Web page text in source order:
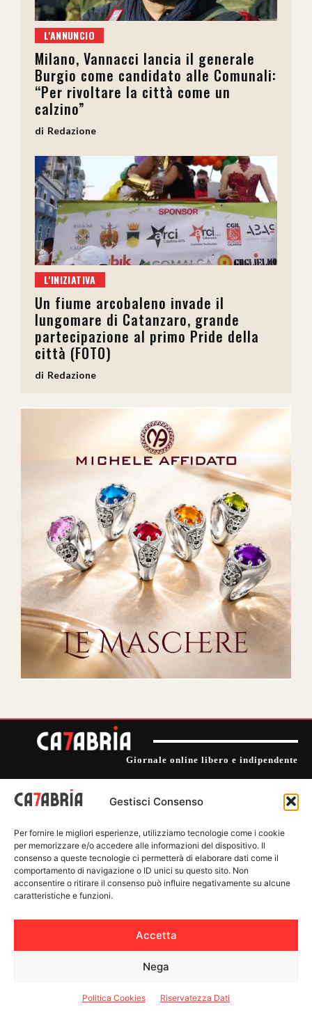
Gestisci Consenso
Per fornire le migliori esperienze, utilizziamo tecnologie come i cookie
per memorizzare e/o accedere alle informazioni del dispositivo. Il
consenso a queste tecnologie ci permetterà di elaborare dati come il
comportamento di navigazione o ID unici su questo sito. Non
acconsentire o ritirare il consenso può influire negativamente su alcune
caratteristiche e funzioni.
Accetta
Nega
Politica Cookies Riservatezza Dati
L'ANNUNCIO
Milano, Vannacci lancia il generale
Burgio come candidato alle Comunali:
“Per rivoltare la città come un
calzino”
Redazione
L'INIZIATIVA
Un fiume arcobaleno invade il
lungomare di Catanzaro, grande
partecipazione al primo Pride della
città (FOTO)
Redazione
Giornale online libero e indipendente
Testata giornalistica online registrata al Tribunale di Vibo Valentia.
: C7 Media Srl
P.IVA: 03990090791
Contatto:info@calabria7.news
direttore@calabria7.news
Vicedirettore: Gabriella Passarielloredazione@calabria7.news